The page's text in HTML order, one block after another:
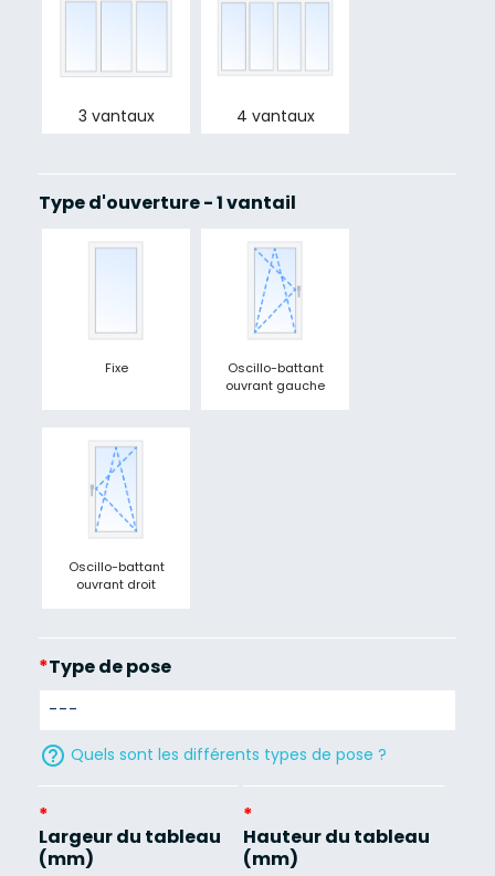
3 vantaux 4 vantaux
Type d'ouverture - 1 vantail
Fixe
Oscillo-battant
ouvrant gauche
Oscillo-battant
ouvrant droit
*Type de pose
help_outline Quels sont les différents types de pose ?
*
Largeur du tableau
(mm)
*
Hauteur du tableau
(mm)